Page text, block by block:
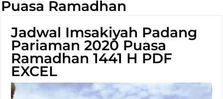
Puasa Ramadhan
Jadwal Imsakiyah Padang
Pariaman 2020 Puasa
Ramadhan 1441 H PDF
EXCEL